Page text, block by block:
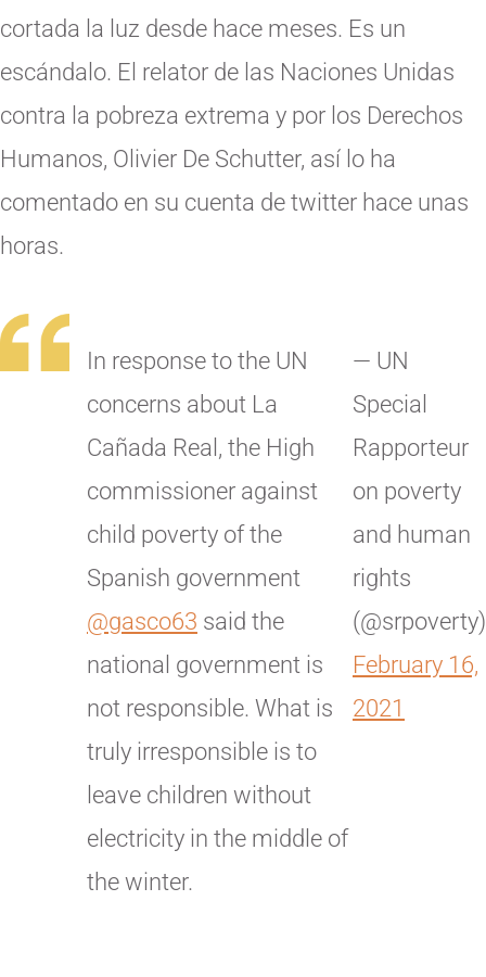
cortada la luz desde hace meses. Es un
escándalo. El relator de las Naciones Unidas
contra la pobreza extrema y por los Derechos
Humanos, Olivier De Schutter, así lo ha
comentado en su cuenta de twitter hace unas
horas.
In response to the UN
concerns about La
Cañada Real, the High
commissioner against
child poverty of the
Spanish government
@gasco63 said the
national government is
not responsible. What is
truly irresponsible is to
leave children without
electricity in the middle of
the winter.
— UN
Special
Rapporteur
on poverty
and human
rights
(@srpoverty)
February 16,
2021